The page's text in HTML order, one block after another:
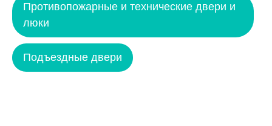
Противопожарные и технические двери и
люки
Подъездные двери